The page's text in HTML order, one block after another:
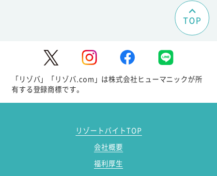
TOP
「リゾバ」「リゾバ.com」は株式会社ヒューマニックが所
有する登録商標です。
リゾートバイトTOP
会社概要
福利厚生